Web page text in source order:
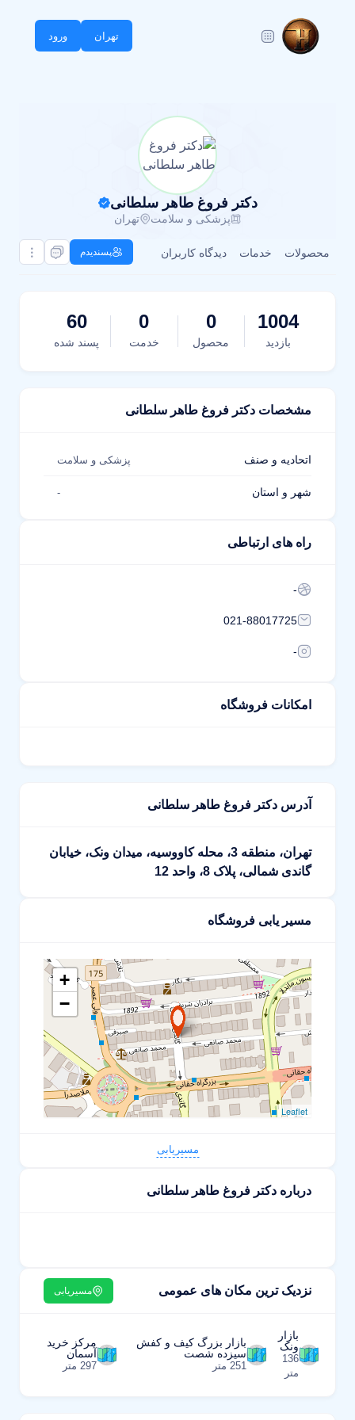
تهران ورود
دکتر فروغ طاهر سلطانی
پزشکی و سلامت تهران
محصولات خدمات دیدگاه کاربران پسندیدم
1004
بازدید
0
محصول
0
خدمت
60
پسند شده
مشخصات دکتر فروغ طاهر سلطانی
اتحادیه و صنف پزشکی و سلامت
شهر و استان -
راه های ارتباطی
-
021-88017725
-
امکانات فروشگاه
آدرس دکتر فروغ طاهر سلطانی
تهران، منطقه 3، محله کاووسیه، میدان ونک، خیابان
گاندی شمالی، پلاک 8، واحد 12
مسیر یابی فروشگاه
+
−
Leaflet
مسیریابی
درباره دکتر فروغ طاهر سلطانی
نزدیک ترین مکان های عمومی مسیریابی
بازار
ونک
136
متر
بازار بزرگ کیف و کفش
سیزده شصت
251 متر
مرکز خرید
آسمان
297 متر